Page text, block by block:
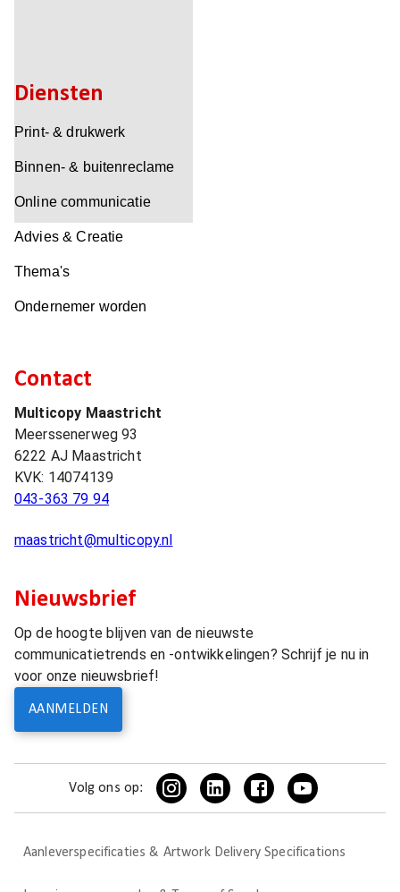
Diensten
Print- & drukwerk
Binnen- & buitenreclame
Online communicatie
Advies & Creatie
Thema's
Ondernemer worden
Contact
Multicopy Maastricht
Meerssenerweg 93
6222 AJ Maastricht
KVK: 14074139
043-363 79 94
maastricht@multicopy.nl
Nieuwsbrief
Op de hoogte blijven van de nieuwste
communicatietrends en -ontwikkelingen? Schrijf je nu in
voor onze nieuwsbrief!
AANMELDEN
Volg ons op:
Aanleverspecificaties & Artwork Delivery Specifications